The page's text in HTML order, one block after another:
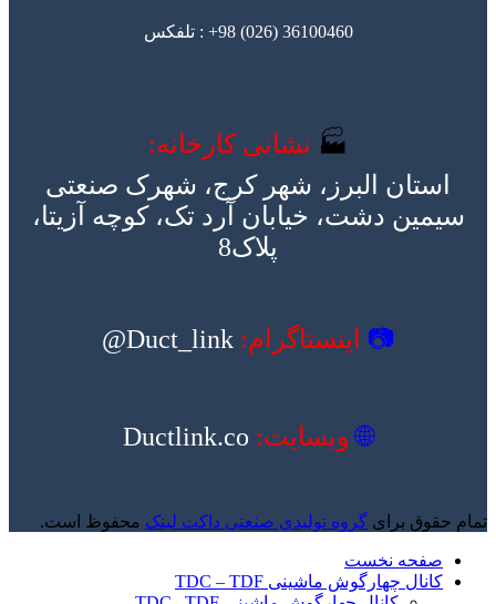
36100460 (026) 98+ : تلفکس
🏭 نشانی کارخانه:
استان البرز، شهر کرج، شهرک صنعتی
سیمین دشت، خیابان آرد تک، کوچه آزیتا،
پلاک8
📷 اینستاگرام:
🌐 وبسایت:
تمام حقوق برای گروه تولیدی صنعتی داکت لینک محفوظ است.
صفحه نخست
کانال چهارگوش ماشینی TDC – TDF